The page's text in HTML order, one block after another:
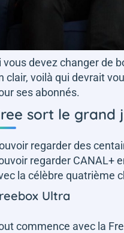
vous devez changer de
clair, voilà qui devrait
ses abonnés.
sort le grand
regarder des
regarder CANAL+
la célèbre quatrième
Ultra
commence avec la